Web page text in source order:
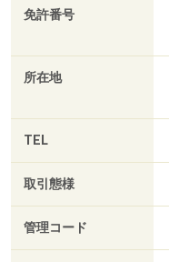
免許番号
所在地
TEL
取引態様
管理コード